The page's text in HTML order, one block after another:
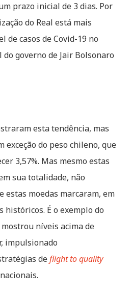
prazo inicial de 3 dias. Por
do Real está mais
de casos de Covid-19 no
governo de Jair Bolsonaro
esta tendência, mas
exceção do peso chileno, que
3,57%. Mas mesmo estas
sua totalidade, não
estas moedas marcaram, em
históricos. É o exemplo do
níveis acima de
impulsionado
deflight to quality